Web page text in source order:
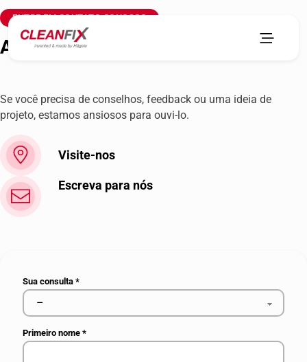
Agro-Building Alliance ASTRA
ENTRE EM CONTATO CONOSCO
Se você precisa de conselhos, feedback ou uma ideia de
projeto, estamos ansiosos para ouvi-lo.
Visite-nos
Escreva para nós
Sua consulta*
Primeiro nome*